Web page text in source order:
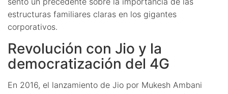
estructuras familiares claras en los gigantes
corporativos.
Revolución con Jio y la
democratización del 4G
En 2016, el lanzamiento de Jio por Mukesh Ambani